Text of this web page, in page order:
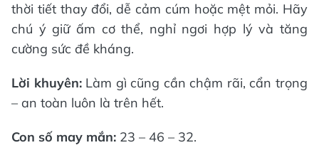
thời tiết thay đổi, dễ cảm cúm hoặc mệt mỏi. Hãy
chú ý giữ ấm cơ thể, nghỉ ngơi hợp lý và tăng
cường sức đề kháng.
Lời khuyên:Làm gì cũng cần chậm rãi, cẩn trọng
– an toàn luôn là trên hết.
Con số may mắn: 23 – 46 – 32.